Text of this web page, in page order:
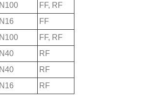
FF, RF
FF
FF, RF
RF
RF
RF